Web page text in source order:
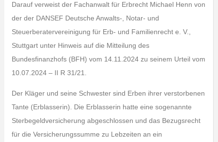
Darauf verweist der Fachanwalt für Erbrecht Michael Henn von
der der DANSEF Deutsche Anwalts-, Notar- und
Steuerberatervereinigung für Erb- und Familienrecht e. V.,
Stuttgart unter Hinweis auf die Mitteilung des
Bundesfinanzhofs (BFH) vom 14.11.2024 zu seinem Urteil vom
10.07.2024 – II R 31/21.
Der Kläger und seine Schwester sind Erben ihrer verstorbenen
Tante (Erblasserin). Die Erblasserin hatte eine sogenannte
Sterbegeldversicherung abgeschlossen und das Bezugsrecht
für die Versicherungssumme zu Lebzeiten an ein